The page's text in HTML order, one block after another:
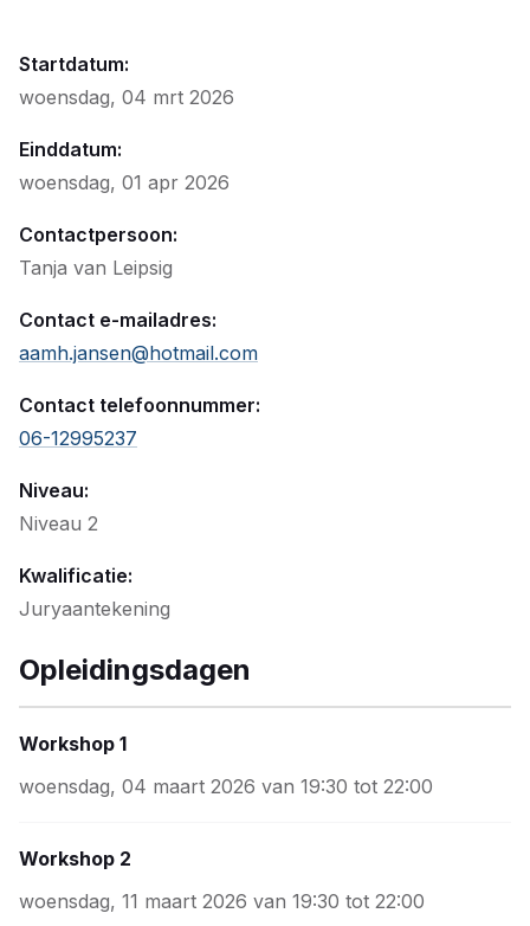
Startdatum:
woensdag, 04 mrt 2026
Einddatum:
woensdag, 01 apr 2026
Contactpersoon:
Tanja van Leipsig
Contact e-mailadres:
aamh.jansen@hotmail.com
Contact telefoonnummer:
06-12995237
Niveau:
Niveau 2
Kwalificatie:
Juryaantekening
Opleidingsdagen
Workshop 1
woensdag, 04 maart 2026 van 19:30 tot 22:00
Workshop 2
woensdag, 11 maart 2026 van 19:30 tot 22:00